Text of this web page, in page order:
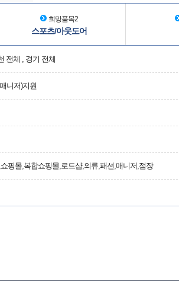
희망품목2
스포츠/아웃도어
전체 , 경기 전체
니저)지원
핑몰,복합쇼핑몰,로드샵,의류,패션,매니저,점장